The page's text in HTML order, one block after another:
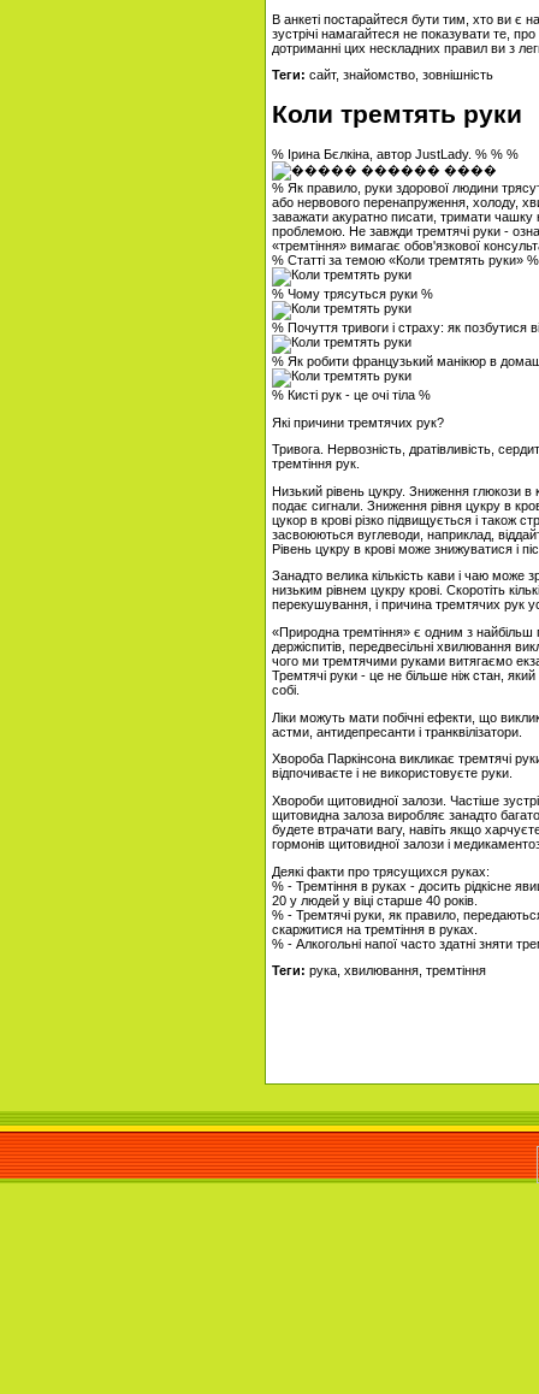
В анкеті постарайтеся бути тим, хто ви є
зустрічі намагайтеся не показувати те,
дотриманні цих нескладних правил ви з
Теги: сайт, знайомство, зовнішність
Коли тремтять руки
% Ірина Бєлкіна, автор JustLady. % % %
% Як правило, руки здорової людини
або нервового перенапруження, холоду,
заважати акуратно писати, тримати
проблемою. Не завжди тремтячі руки -
«тремтіння» вимагає обов'язкової
% Статті за темою «Коли тремтять руки» %
% Чому трясуться руки %
% Почуття тривоги і страху: як позбутися
% Як робити французький манікюр в
% Кисті рук - це очі тіла %
Які причини тремтячих рук?
Тривога. Нервозність, дратівливість,
тремтіння рук.
Низький рівень цукру. Зниження глюкози в
подає сигнали. Зниження рівня цукру в
цукор в крові різко підвищується і також
засвоюються вуглеводи, наприклад,
Рівень цукру в крові може знижуватися і
Занадто велика кількість кави і чаю може
низьким рівнем цукру крові. Скоротіть
перекушування, і причина тремтячих рук
«Природна тремтіння» є одним з найбільш
держіспитів, передвесільні хвилювання
чого ми тремтячими руками витягаємо
Тремтячі руки - це не більше ніж стан,
собі.
Ліки можуть мати побічні ефекти, що
астми, антидепресанти і транквілізатори.
Хвороба Паркінсона викликає тремтячі
відпочиваєте і не використовуєте руки.
Хвороби щитовидної залози. Частіше
щитовидна залоза виробляє занадто
будете втрачати вагу, навіть якщо
гормонів щитовидної залози і
Деякі факти про трясущихся руках:
% - Тремтіння в руках - досить рідкісне
20 у людей у ​​віці старше 40 років.
% - Тремтячі руки, як правило,
скаржитися на тремтіння в руках.
% - Алкогольні напої часто здатні зняти
Теги: рука, хвилювання, тремтіння